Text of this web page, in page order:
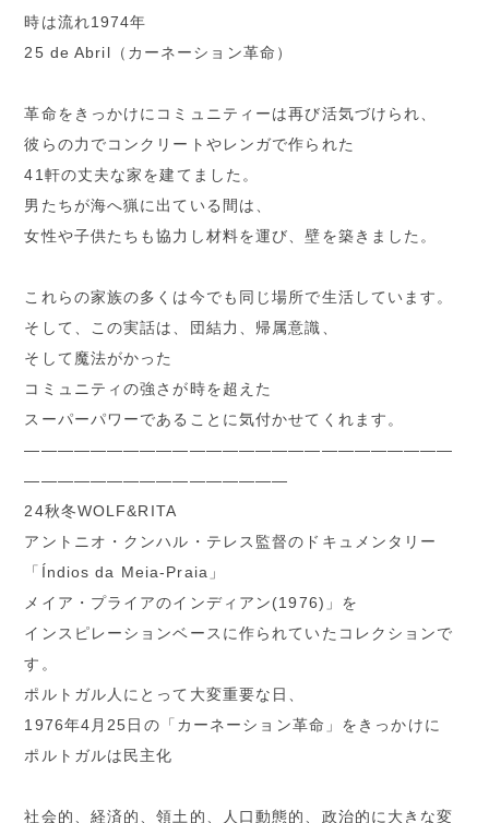
時は流れ1974年
25 de Abril（カーネーション革命）
革命をきっかけにコミュニティーは再び活気づけられ、
彼らの力でコンクリートやレンガで作られた
41軒の丈夫な家を建てました。
男たちが海へ猟に出ている間は、
女性や子供たちも協力し材料を運び、壁を築きました。
これらの家族の多くは今でも同じ場所で生活しています。
そして、この実話は、団結力、帰属意識、
そして魔法がかった
コミュニティの強さが時を超えた
スーパーパワーであることに気付かせてくれます。
――――――――――――――――――――――――――
――――――――――――――――
24秋冬WOLF&RITA
アントニオ・クンハル・テレス監督のドキュメンタリー
「Índios da Meia-Praia」
メイア・プライアのインディアン(1976)」を
インスピレーションベースに作られていたコレクションで
す。
ポルトガル人にとって大変重要な日、
1976年4月25日の「カーネーション革命」をきっかけに
ポルトガルは⺠主化
社会的、経済的、領土的、人口動態的、政治的に大きな変